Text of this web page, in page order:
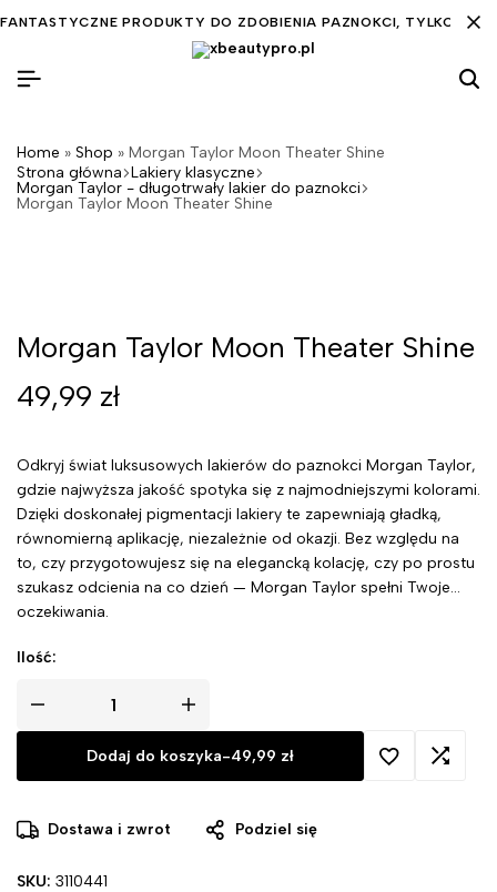
FANTASTYCZNE PRODUKTY DO ZDOBIENIA PAZNOKCI, TYLKO DLA
Home » Shop » Morgan Taylor Moon Theater Shine
Strona główna Lakiery klasyczne
Morgan Taylor - długotrwały lakier do paznokci
Morgan Taylor Moon Theater Shine
Morgan Taylor Moon Theater Shine
49,99 zł
Odkryj świat luksusowych lakierów do paznokci Morgan Taylor,
gdzie najwyższa jakość spotyka się z najmodniejszymi kolorami.
Dzięki doskonałej pigmentacji lakiery te zapewniają gładką,
równomierną aplikację, niezależnie od okazji. Bez względu na
to, czy przygotowujesz się na elegancką kolację, czy po prostu
szukasz odcienia na co dzień — Morgan Taylor spełni Twoje
oczekiwania.
Ilość:
Dodaj do koszyka-49,99 zł
Dostawa i zwrot Podziel się
SKU: 3110441